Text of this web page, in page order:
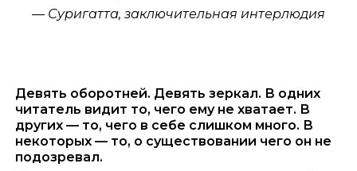
— Суригатта, заключительная интерлюдия
Девять оборотней. Девять зеркал. В одних
читатель видит то, чего ему не хватает. В
других — то, чего в себе слишком много. В
некоторых — то, о существовании чего он не
подозревал.